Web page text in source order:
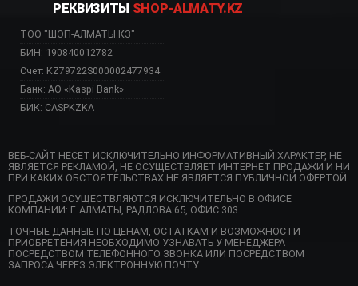
РЕКВИЗИТЫ SHOP-ALMATY.KZ
ТОО "ШОП-АЛМАТЫ.КЗ"
БИН: 190840012782
Счет: KZ79722S000002477934
Банк: АО «Kaspi Bank»
БИК: CASPKZKA
ВЕБ-САЙТ НЕСЕТ ИСКЛЮЧИТЕЛЬНО ИНФОРМАТИВНЫЙ ХАРАКТЕР, НЕ
ЯВЛЯЕТСЯ РЕКЛАМОЙ, НЕ ОСУЩЕСТВЛЯЕТ ИНТЕРНЕТ ПРОДАЖИ И НИ
ПРИ КАКИХ ОБСТОЯТЕЛЬСТВАХ НЕ ЯВЛЯЕТСЯ ПУБЛИЧНОЙ ОФЕРТОЙ.
ПРОДАЖИ ОСУЩЕСТВЛЯЮТСЯ ИСКЛЮЧИТЕЛЬНО В ОФИСЕ
КОМПАНИИ: Г. АЛМАТЫ, РАДЛОВА 65, ОФИС 303.
ТОЧНЫЕ ДАННЫЕ ПО ЦЕНАМ, ОСТАТКАМ И ВОЗМОЖНОСТИ
ПРИОБРЕТЕНИЯ НЕОБХОДИМО УЗНАВАТЬ У МЕНЕДЖЕРА
ПОСРЕДСТВОМ ТЕЛЕФОННОГО ЗВОНКА ИЛИ ПОСРЕДСТВОМ
ЗАПРОСА ЧЕРЕЗ ЭЛЕКТРОННУЮ ПОЧТУ.